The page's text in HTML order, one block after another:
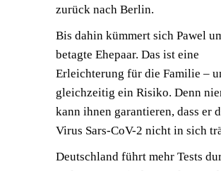
zurück nach Berlin.
Bis dahin kümmert sich Pawel
betagte Ehepaar. Das ist eine
Erleichterung für die Familie –
gleichzeitig ein Risiko. Denn
kann ihnen garantieren, dass er
Virus Sars-CoV-2 nicht in sich
Deutschland führt mehr Tests